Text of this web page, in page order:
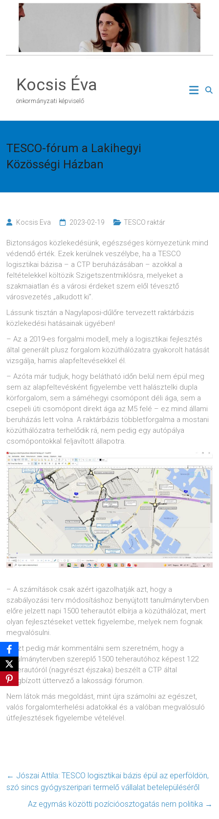
Kocsis Éva
önkormányzati képviselő
TESCO-fórum a Lakihegyi
Közösségi Házban
Kocsis Eva 2023-02-19 TESCO raktár
Biztonságos közlekedésünk, egészséges környezetünk mind
védendő érték. Ezek kerülnek veszélybe, ha a TESCO
logisztikai bázisa – a CTP beruházásában – azokkal a
feltételekkel költözik Szigetszentmiklósra, melyeket a
szakmaiatlan és a városi érdeket szem elől tévesztő
városvezetés „alkudott ki”.
Lássunk tisztán a Nagylaposi-dűlőre tervezett raktárbázis
közlekedési hatásainak ügyében!
– Az a 2019-es forgalmi modell, mely a logisztikai fejlesztés
által generált plusz forgalom közúthálózatra gyakorolt hatását
vizsgálja, hamis alapfeltevésekkel él.
– Azóta már tudjuk, hogy belátható időn belül nem épül meg
sem az alapfeltevésként figyelembe vett halásztelki dupla
körforgalom, sem a sáméhegyi csomópont déli ága, sem a
csepeli úti csomópont direkt ága az M5 felé – ez mind állami
beruházás lett volna. A raktárbázis többletforgalma a mostani
közúthálózatra terhelődik rá, nem pedig egy autópálya
csomópontokkal feljavított állapotra.
– A számítások csak azért igazolhatják azt, hogy a
szabályozási terv módosításhoz benyújtott tanulmánytervben
előre jelzett napi 1500 teherautót elbírja a közúthálózat, mert
olyan fejlesztéseket vettek figyelembe, melyek nem fognak
megvalósulni.
– Azt pedig már kommentálni sem szeretném, hogy a
tanulmánytervben szereplő 1500 teherautóhoz képest 122
teherautóról (nagyrészt éjszaka) beszélt a CTP által
megbízott úttervező a lakossági fórumon.
Nem látok más megoldást, mint újra számolni az egészet,
valós forgalomterhelési adatokkal és a valóban megvalósuló
útfejlesztések figyelembe vételével.
← Jószai Attila: TESCO logisztikai bázis épül az eperföldön,
szó sincs gyógyszeripari termelő vállalat betelepüléséről
Az egymás közötti pozícióosztogatás nem politika →